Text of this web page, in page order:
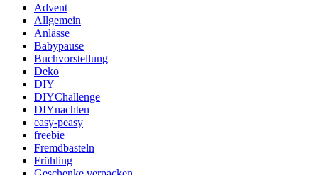
Advent
Allgemein
Anlässe
Babypause
Buchvorstellung
Deko
DIY
DIYChallenge
DIYnachten
easy-peasy
freebie
Fremdbasteln
Frühling